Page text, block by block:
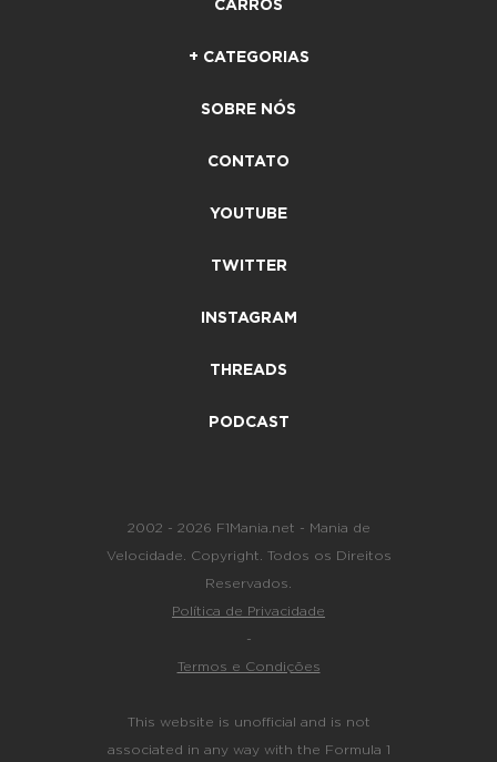
CARROS
+ CATEGORIAS
SOBRE NÓS
CONTATO
YOUTUBE
TWITTER
INSTAGRAM
THREADS
PODCAST
2002 - 2026 F1Mania.net - Mania de
Velocidade. Copyright. Todos os Direitos
Reservados.
Política de Privacidade
-
Termos e Condições
This website is unofficial and is not
associated in any way with the Formula 1